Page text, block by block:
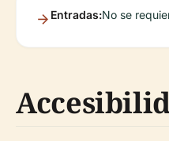
Entradas:No se